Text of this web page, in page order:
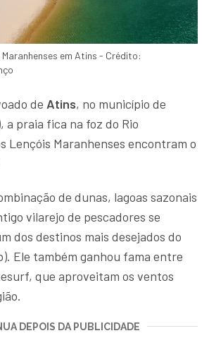
em Atins - Crédito:
de Atins, no município de
a praia fica na foz do Rio
Lençóis Maranhenses encontram o
de dunas, lagoas sazonais
vilarejo de pescadores se
dos destinos mais desejados do
Ele também ganhou fama entre
que aproveitam os ventos
DEPOIS DA PUBLICIDADE